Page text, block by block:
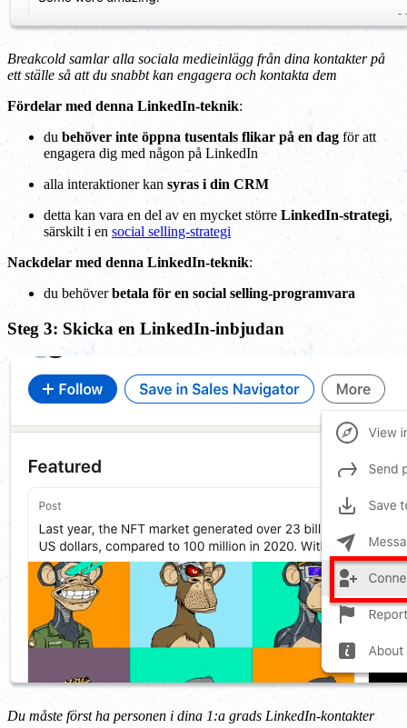
Breakcold samlar alla sociala medieinlägg från dina kontakter på
ett ställe så att du snabbt kan engagera och kontakta dem
Fördelar med denna LinkedIn-teknik:
du behöver inte öppna tusentals flikar på en dag för att
engagera dig med någon på LinkedIn
alla interaktioner kan syras i din CRM
detta kan vara en del av en mycket större LinkedIn-strategi,
särskilt i en social selling-strategi
Nackdelar med denna LinkedIn-teknik:
du behöverbetala för en social selling-programvara
Steg 3: Skicka en LinkedIn-inbjudan
Du måste först ha personen i dina 1:a grads LinkedIn-kontakter